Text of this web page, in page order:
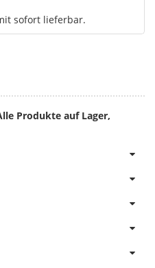
sofort lieferbar.
Produkte auf Lager,